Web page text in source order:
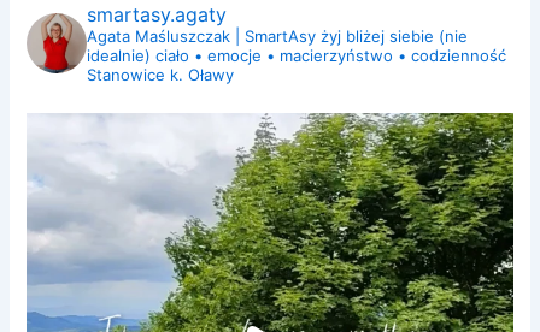
smartasy.agaty
Agata Maśluszczak | SmartAsy żyj bliżej siebie (nie
idealnie) ciało • emocje • macierzyństwo • codzienność
Stanowice k. Oławy